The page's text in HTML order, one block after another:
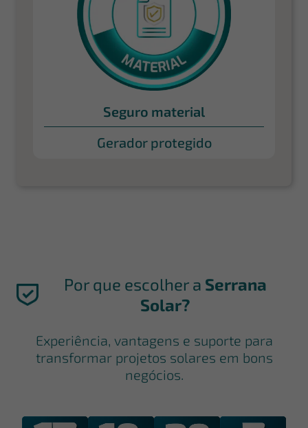
Seguro material
Gerador protegido
Por que escolher a Serrana
Solar?
Experiência, vantagens e suporte para
transformar projetos solares em bons
negócios.